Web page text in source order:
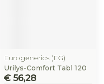
Eurogenerics (EG)
Urilys-Comfort Tabl 120
€ 56,28